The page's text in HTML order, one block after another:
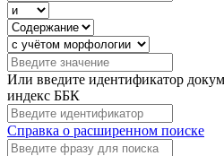
Или введите идентификатор
индекс ББК
Справка о расширенном поиске